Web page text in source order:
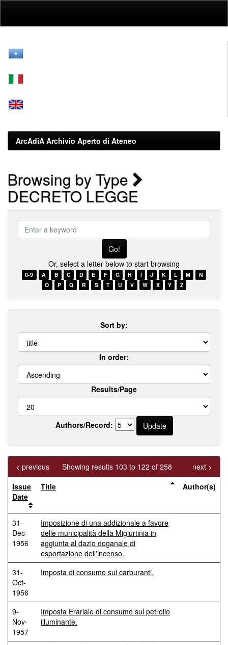
ArcAdiA Archivio Aperto di Ateneo
Browsing by Type
DECRETO LEGGE
keyword
Or, select a letter below to start browsing
0-9 A B C D E F G H I J K L M
N
O
P Q R S T U V W X Y Z
Sort by:
In order:
Results/Page
Authors/Record:
Showing results 103 to 122 of 258
< previous
next >
Issue
Date
Title Author(s)
31-
Dec-
1956
Imposizione di una addizionale a favore
delle municipalità della Migiurtinia in
aggiunta al dazio doganale di
esportazione dell'incenso.
31-
Oct-
1956
Imposta di consumo sui carburanti.
9-
Nov-
1957
Imposta Erariale di consumo sul petrolio
illuminante.